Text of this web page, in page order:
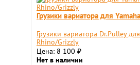
Грузики вариатора для
Грузики вариатора Dr.Pulley
Rhino/Grizzly
Цена: 8 100 ₽
Нет в наличии